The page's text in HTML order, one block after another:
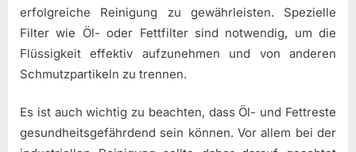
erfolgreiche Reinigung zu gewährleisten. Spezielle
Filter wie Öl- oder Fettfilter sind notwendig, um die
Flüssigkeit effektiv aufzunehmen und von anderen
Schmutzpartikeln zu trennen.
Es ist auch wichtig zu beachten, dass Öl- und Fettreste
gesundheitsgefährdend sein können. Vor allem bei der